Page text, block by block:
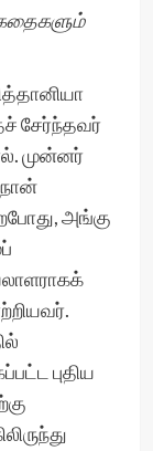
சேர்ந்தவர்
முன்னர்
நான்
அங்கு
புதிய